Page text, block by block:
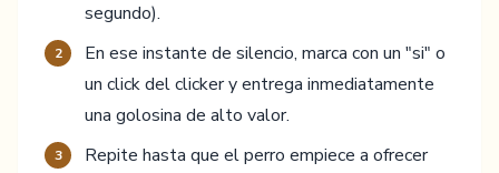
segundo).
2
En ese instante de silencio, marca con un "si" o
un click del clicker y entrega inmediatamente
una golosina de alto valor.
3
Repite hasta que el perro empiece a ofrecer